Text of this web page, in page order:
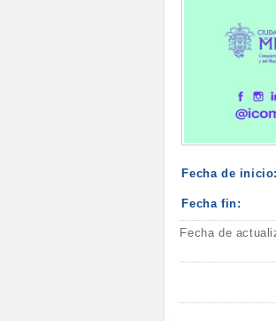
Fecha de inicio:
Fecha fin:
Fecha de